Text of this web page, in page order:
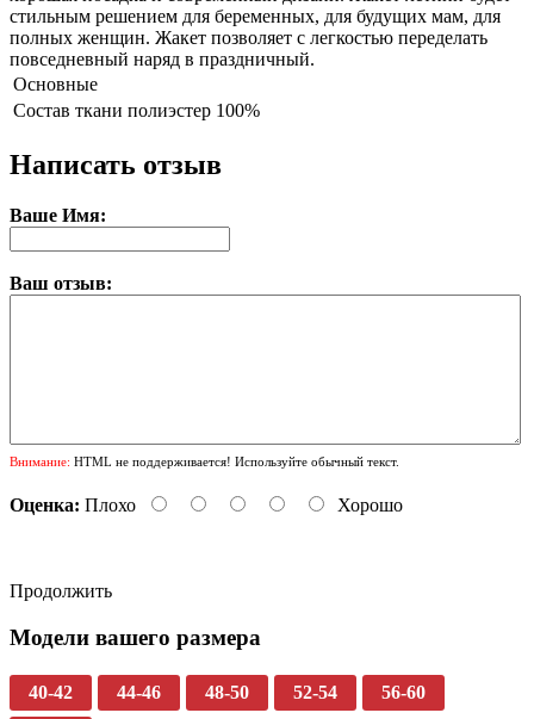
стильным решением для беременных, для будущих мам, для
полных женщин. Жакет позволяет с легкостью переделать
повседневный наряд в праздничный.
Основные
Состав ткани полиэстер 100%
Написать отзыв
Ваше Имя:
Ваш отзыв:
Внимание: HTML не поддерживается! Используйте обычный текст.
Оценка: Плохо Хорошо
Продолжить
Модели вашего размера
40-42 44-46 48-50 52-54 56-60